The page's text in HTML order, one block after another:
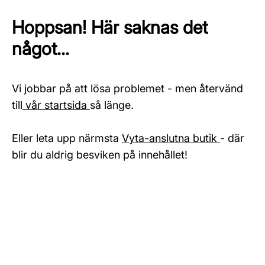
Hoppsan! Här saknas det
något...
Vi jobbar på att lösa problemet - men återvänd
till vår startsida så länge.
Eller leta upp närmsta Vyta-anslutna butik - där
blir du aldrig besviken på innehållet!